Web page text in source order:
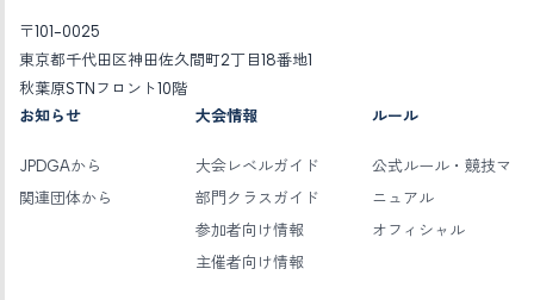
〒101-0025
東京都千代田区神田佐久間町2丁目18番地1
秋葉原STNフロント10階
お知らせ
JPDGAから
関連団体から
大会情報
大会レベルガイド
部門クラスガイド
参加者向け情報
主催者向け情報
ルール
公式ルール・競技マ
ニュアル
オフィシャル